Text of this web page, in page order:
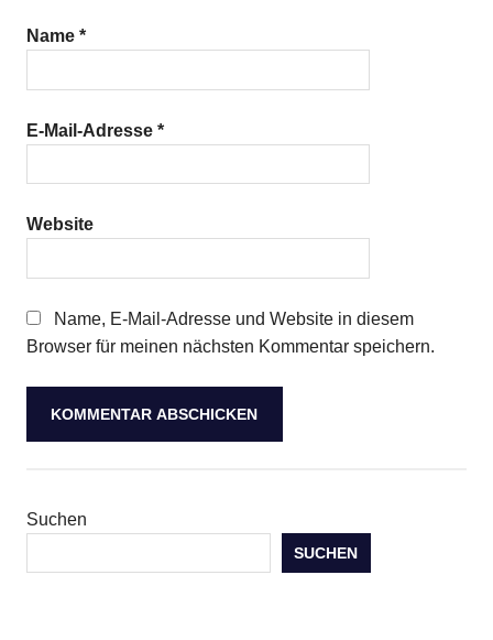
Name *
E-Mail-Adresse *
Website
Name, E-Mail-Adresse und Website in diesem
Browser für meinen nächsten Kommentar speichern.
Suchen
SUCHEN